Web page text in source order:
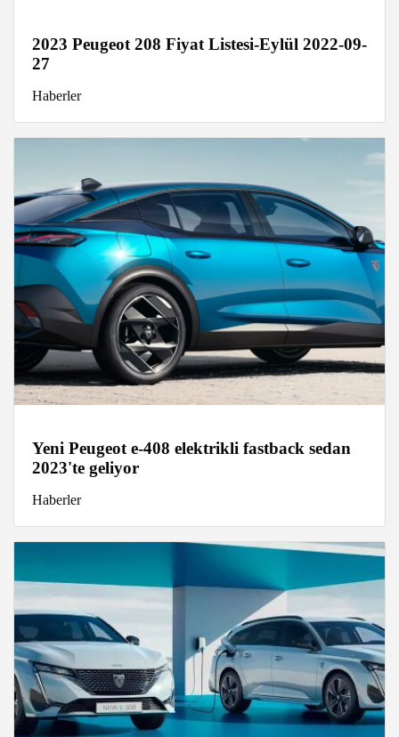
2023 Peugeot 208 Fiyat Listesi-Eylül 2022-09-
27
Haberler
Yeni Peugeot e-408 elektrikli fastback sedan
2023'te geliyor
Haberler